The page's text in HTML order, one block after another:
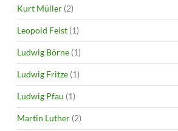
Kurt Müller (2)
Leopold Feist (1)
Ludwig Börne (1)
Ludwig Fritze (1)
Ludwig Pfau (1)
Martin Luther (2)